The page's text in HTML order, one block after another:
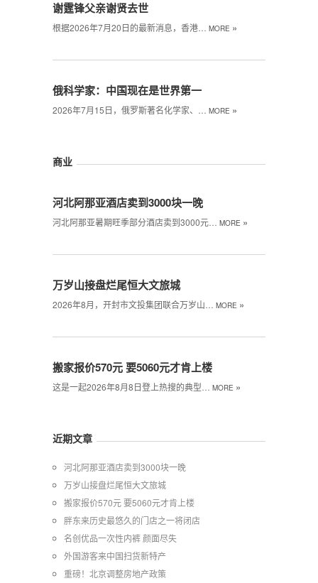
谢霆锋父亲谢贤去世
根据2026年7月20日的最新消息，香港… MORE »
俄科学家：中国现在是世界第一
2026年7月15日，俄罗斯著名化学家、… MORE »
商业
河北阿那亚酒店卖到3000块一晚
河北阿那亚暑期旺季部分酒店卖到3000元… MORE »
万岁山接盘烂尾恒大文旅城
2026年8月，开封市文投集团联合万岁山… MORE »
搬家报价570元 要5060元才肯上楼
这是一起2026年8月8日登上热搜的典型… MORE »
近期文章
河北阿那亚酒店卖到3000块一晚
万岁山接盘烂尾恒大文旅城
搬家报价570元 要5060元才肯上楼
胖东来历史最悠久的门店之一将闭店
名创优品一次性内裤 颜面尽失
外国游客来中国扫货新特产
重磅！北京调整房地产政策